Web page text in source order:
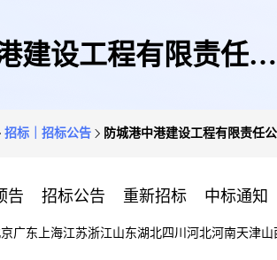
建设工程有限责任公
招标｜招标公告 防城港中港建设工程有限责任
告 招标公告 重新招标 中标通知
广东 上海江苏浙江山东湖北四川 河北河南天津山